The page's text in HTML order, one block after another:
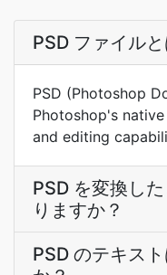
PSD ファイル
PSD (Photoshop
Photoshop's
and editing
PSD を変換し
りますか？
PSD のテキス